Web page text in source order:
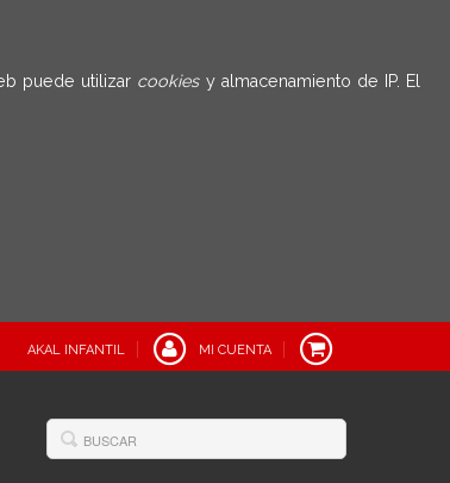
puede utilizar cookies y almacenamiento de IP. El
AKAL INFANTIL MI CUENTA